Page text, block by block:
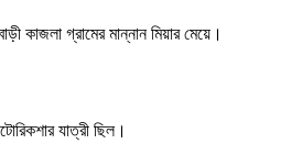
কাজলা গ্রামের মান্নান মিয়ার মেয়ে।
যাত্রী ছিল।